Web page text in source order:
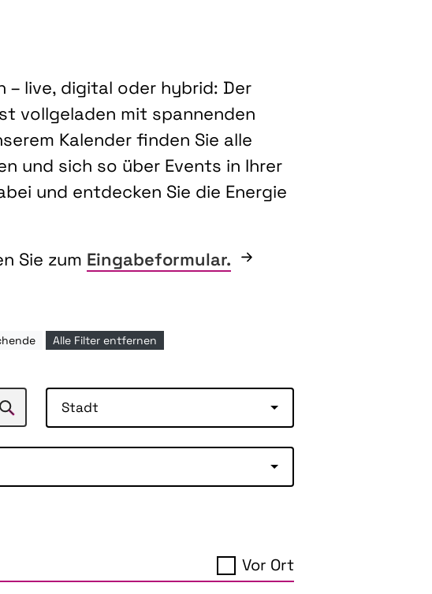
– live, digital oder hybrid: Der
vollgeladen mit spannenden
Kalender finden Sie alle
und sich so über Events in Ihrer
und entdecken Sie die Energie
Sie zum Eingabeformular.
Alle Filter entfernen
Stadt
Vor Ort